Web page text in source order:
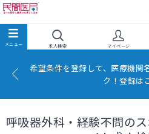
求人検索 マイページ
希望条件を登録して、医療機関
ク！登録は
呼吸器外科・経験不問の